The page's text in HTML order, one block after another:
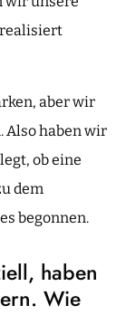
aber wir
Also haben wir
ob eine
dem
begonnen.
haben
Wie